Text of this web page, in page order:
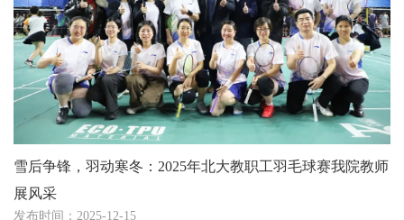
雪后争锋，羽动寒冬：2025年北大教职工羽毛球赛我院教师
展风采
发布时间：2025-12-15